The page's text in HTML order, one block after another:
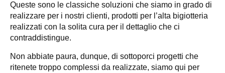
Queste sono le classiche soluzioni che siamo in grado di
realizzare per i nostri clienti, prodotti per l’alta bigiotteria
realizzati con la solita cura per il dettaglio che ci
contraddistingue.
Non abbiate paura, dunque, di sottoporci progetti che
ritenete troppo complessi da realizzate, siamo qui per